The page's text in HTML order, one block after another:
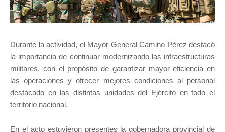
Durante la actividad, el Mayor General Camino Pérez destacó
la importancia de continuar modernizando las infraestructuras
militares, con el propósito de garantizar mayor eficiencia en
las operaciones y ofrecer mejores condiciones al personal
destacado en las distintas unidades del Ejército en todo el
territorio nacional.
En el acto estuvieron presentes la gobernadora provincial de